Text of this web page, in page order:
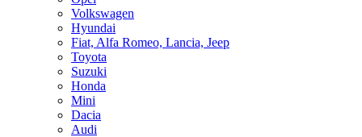
Hyundai
Fiat, Alfa Romeo, Lancia, Jeep
Toyota
Suzuki
Honda
Mini
Dacia
Audi
Otras Marcas